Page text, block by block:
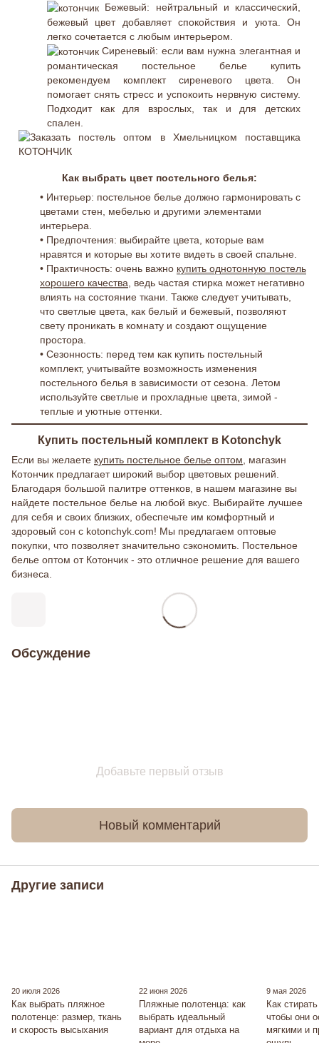
Бежевый: нейтральный и классический,
бежевый цвет добавляет спокойствия и уюта. Он
легко сочетается с любым интерьером.
Сиреневый: если вам нужна элегантная и
романтическая постельное белье купить
рекомендуем комплект сиреневого цвета. Он
помогает снять стресс и успокоить нервную систему.
Подходит как для взрослых, так и для детских
спален.
Как выбрать цвет постельного белья:
• Интерьер: постельное белье должно гармонировать с
цветами стен, мебелью и другими элементами
интерьера.
• Предпочтения: выбирайте цвета, которые вам
нравятся и которые вы хотите видеть в своей спальне.
• Практичность: очень важно купить однотонную постель
хорошего качества, ведь частая стирка может негативно
влиять на состояние ткани. Также следует учитывать,
что светлые цвета, как белый и бежевый, позволяют
свету проникать в комнату и создают ощущение
простора.
• Сезонность: перед тем как купить постельный
комплект, учитывайте возможность изменения
постельного белья в зависимости от сезона. Летом
используйте светлые и прохладные цвета, зимой -
теплые и уютные оттенки.
Купить постельный комплект в Kotonchyk
Если вы желаете купить постельное белье оптом , магазин
Котончик предлагает широкий выбор цветовых решений.
Благодаря большой палитре оттенков, в нашем магазине вы
найдете постельное белье на любой вкус. Выбирайте лучшее
для себя и своих близких, обеспечьте им комфортный и
здоровый сон с kotonchyk.com! Мы предлагаем оптовые
покупки, что позволяет значительно сэкономить. Постельное
белье оптом от Котончик - это отличное решение для вашего
бизнеса.
Обсуждение
Добавьте первый отзыв
Новый комментарий
Другие записи
20 июля 2026
Как выбрать пляжное
полотенце: размер, ткань
и скорость высыхания
22 июня 2026
Пляжные полотенца: как
выбрать идеальный
вариант для отдыха на
9 мая 2026
Как
чтобы они
мягкими и